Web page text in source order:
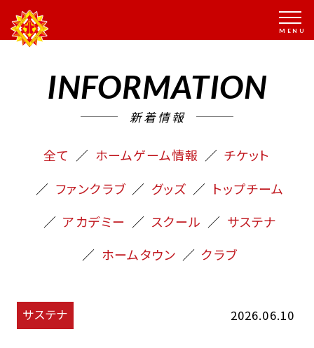
INFORMATION
新着情報
全て ホームゲーム情報
チケット
ファンクラブ
グッズ
トップチーム
アカデミー
スクール
サステナ
ホームタウン
クラブ
サステナ 2026.06.10